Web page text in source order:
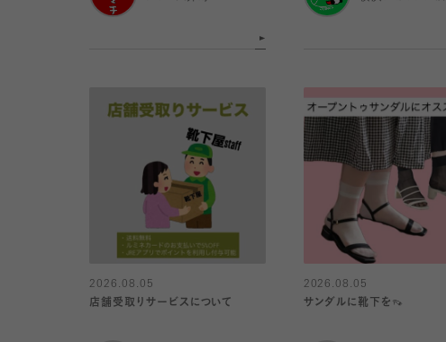
2026.08.05
店舗受取りサービスについて
2026.08.05
サンダルに靴下を👡